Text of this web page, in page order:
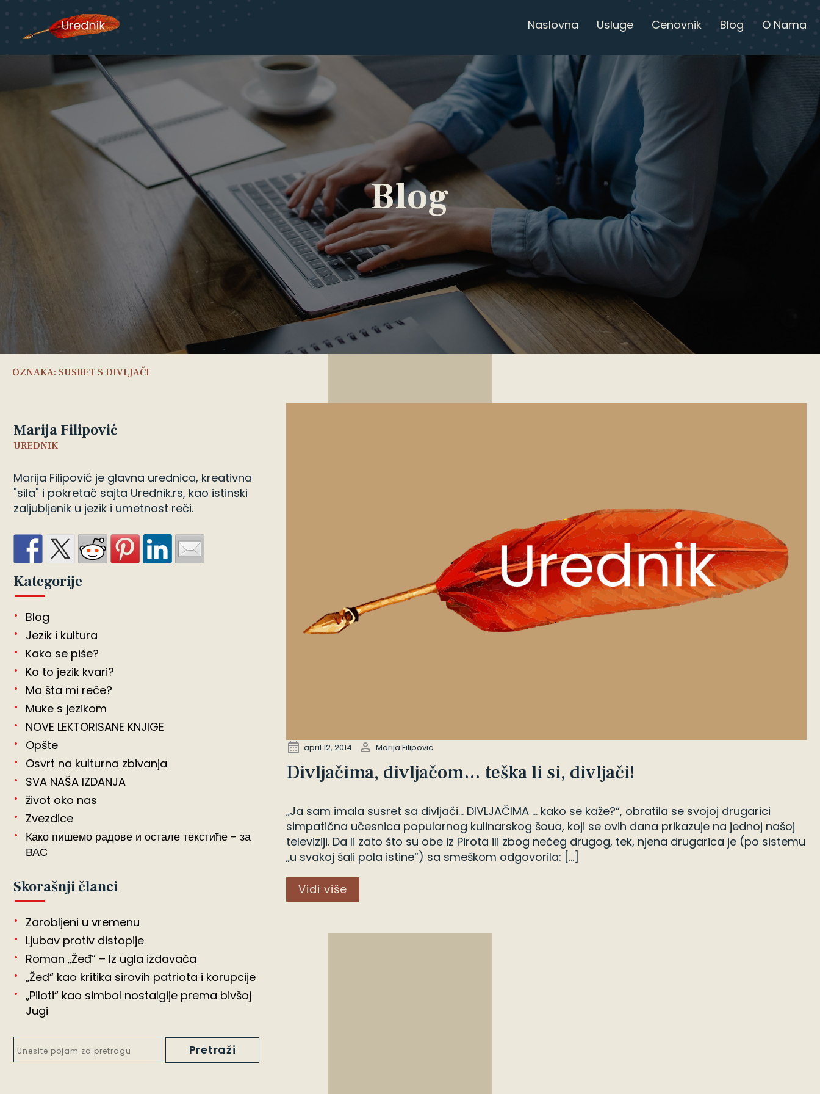
Naslovna Usluge Cenovnik Blog O Nama
Blog
OZNAKA: SUSRET S DIVLJAČI
Marija Filipović
UREDNIK
Marija Filipović je glavna urednica, kreativna
"sila" i pokretač sajta Urednik.rs, kao istinski
zaljubljenik u jezik i umetnost reči.
Kategorije
Blog
Jezik i kultura
Kako se piše?
Ko to jezik kvari?
Ma šta mi reče?
Muke s jezikom
NOVE LEKTORISANE KNJIGE
Opšte
Osvrt na kulturna zbivanja
SVA NAŠA IZDANJA
život oko nas
Zvezdice
Како пишемо радове и остале текстиће - за
ВАС
Skorašnji članci
Zarobljeni u vremenu
Ljubav protiv distopije
Roman „Žeđ“ – Iz ugla izdavača
„Žeđ“ kao kritika sirovih patriota i korupcije
„Piloti“ kao simbol nostalgije prema bivšoj
Jugi
april 12, 2014 Marija Filipovic
Divljačima, divljačom… teška li si, divljači!
„Ja sam imala susret sa divljači… DIVLJAČIMA … kako se kaže?“, obratila se svojoj drugarici
simpatična učesnica popularnog kulinarskog šoua, koji se ovih dana prikazuje na jednoj našoj
televiziji. Da li zato što su obe iz Pirota ili zbog nečeg drugog, tek, njena drugarica je (po sistemu
„u svakoj šali pola istine“) sa smeškom odgovorila: […]
Vidi više